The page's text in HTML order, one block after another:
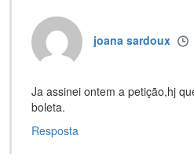
joana sardoux
Ja assinei ontem a petição,hj
boleta.
Resposta